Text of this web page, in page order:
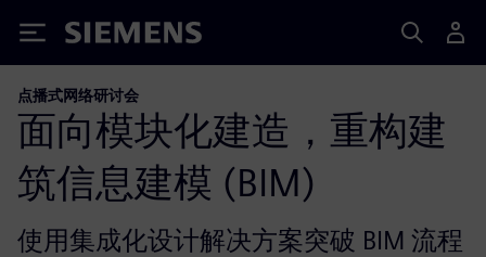
Siemens
点播式网络研讨会
面向模块化建造，重构建
筑信息建模 (BIM)
使用集成化设计解决方案突破 BIM 流程